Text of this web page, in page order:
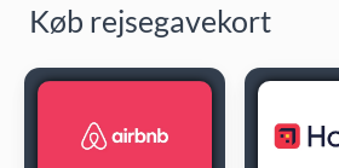
Køb rejsegavekort